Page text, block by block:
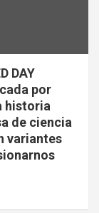
DAY
por
historia
de ciencia
variantes